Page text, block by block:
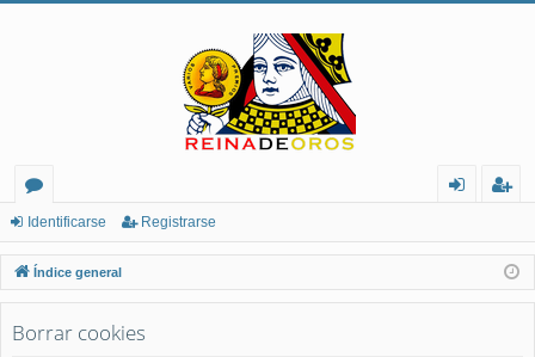
or
os
nt
ifi
ist
ra
Identificarse Registrarse
Índice general
Borrar cookies